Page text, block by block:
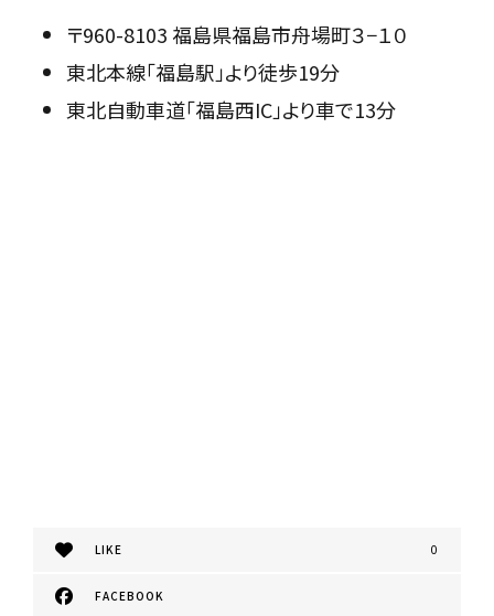
〒960-8103 福島県福島市舟場町３−１０
東北本線「福島駅」より徒歩19分
東北自動車道「福島西IC」より車で13分
LIKE 0
FACEBOOK